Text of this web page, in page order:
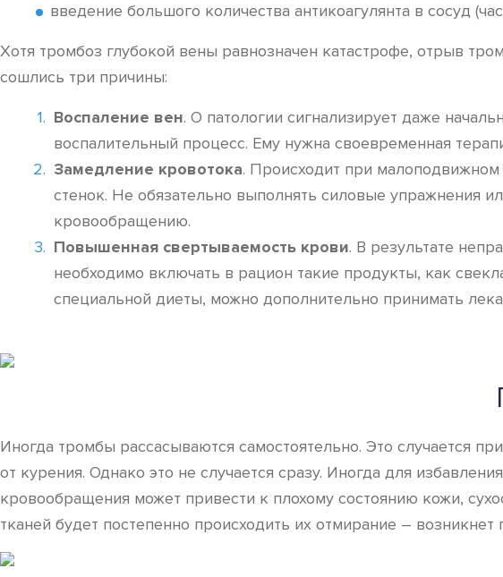
введение большого количества антикоагулянта в сосуд
Хотя тромбоз глубокой вены равнозначен катастрофе, отрыв
сошлись три причины:
Воспаление вен. О патологии сигнализирует даже
воспалительный процесс. Ему нужна своевременная
Замедление кровотока. Происходит при
стенок. Не обязательно выполнять силовые упражнения
кровообращению.
Повышенная свертываемость крови. В результате
необходимо включать в рацион такие продукты, как
специальной диеты, можно дополнительно принимать
Иногда тромбы рассасываются самостоятельно. Это случается
от курения. Однако это не случается сразу. Иногда для
кровообращения может привести к плохому состоянию кожи,
тканей будет постепенно происходить их отмирание –